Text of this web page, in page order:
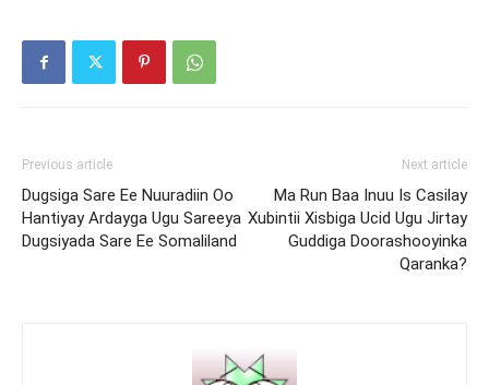
Previous article
Dugsiga Sare Ee Nuuradiin Oo
Hantiyay Ardayga Ugu Sareeya
Dugsiyada Sare Ee Somaliland
Next article
Ma Run Baa Inuu Is Casilay
Xubintii Xisbiga Ucid Ugu Jirtay
Guddiga Doorashooyinka
Qaranka?